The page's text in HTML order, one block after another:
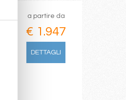
a partire da
€ 1.947
DETTAGLI